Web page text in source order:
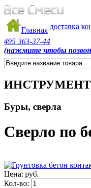
Главная доставка
495 363-37-44
(нажмите чтобы
Буры, сверла
Сверло по
Цена: руб.
Кол-во: